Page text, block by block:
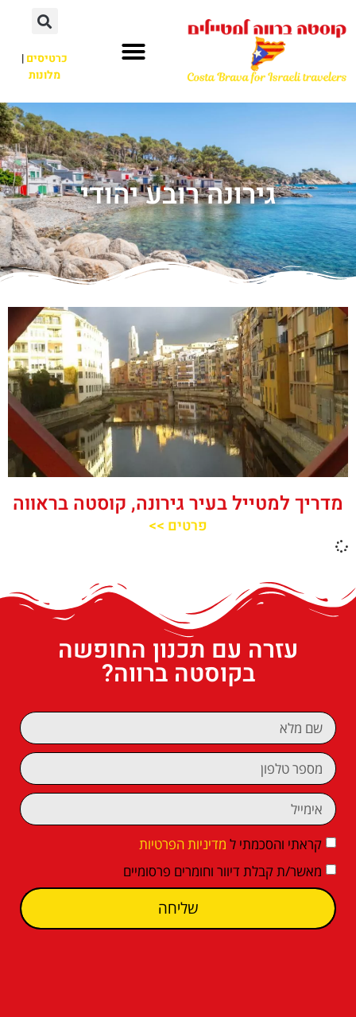
כרטיסים|
מלונות
גירונה רובע יהודי
מדריך למטייל בעיר גירונה, קוסטה בראווה
פרטים >>
עזרה עם תכנון החופשה
בקוסטה ברווה?
קראתי והסכמתי ל מדיניות הפרטיות
מאשר/ת קבלת דיוור וחומרים פרסומיים
שליחה